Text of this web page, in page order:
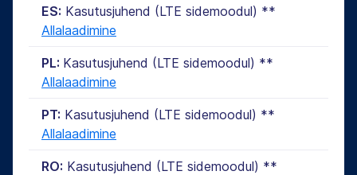
ES: Kasutusjuhend (LTE sidemoodul) **
Allalaadimine
PL: Kasutusjuhend (LTE sidemoodul) **
Allalaadimine
PT: Kasutusjuhend (LTE sidemoodul) **
Allalaadimine
RO: Kasutusjuhend (LTE sidemoodul) **